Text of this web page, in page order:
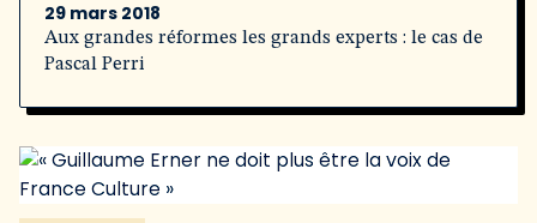
29 mars 2018
Aux grandes réformes les grands experts : le cas de
Pascal Perri